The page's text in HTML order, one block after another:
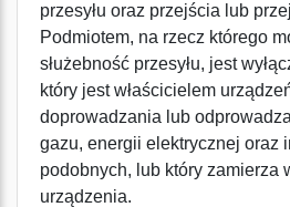
przesyłu oraz przejścia lub
Podmiotem, na rzecz którego
służebność przesyłu, jest
który jest właścicielem
doprowadzania lub
gazu, energii elektrycznej oraz
podobnych, lub który zamierza
urządzenia.